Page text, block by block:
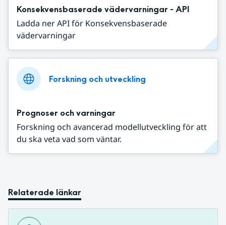
Konsekvensbaserade vädervarningar - API
Ladda ner API för Konsekvensbaserade
vädervarningar
Forskning och utveckling
Prognoser och varningar
Forskning och avancerad modellutveckling för att
du ska veta vad som väntar.
Relaterade länkar